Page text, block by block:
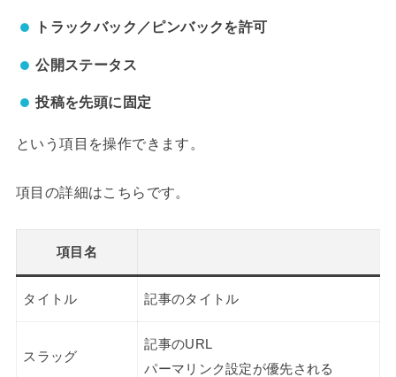
トラックバック／ピンバックを許可
公開ステータス
投稿を先頭に固定
という項目を操作できます。
項目の詳細はこちらです。
項目名
タイトル 記事のタイトル
スラッグ
記事のURL
パーマリンク設定が優先される